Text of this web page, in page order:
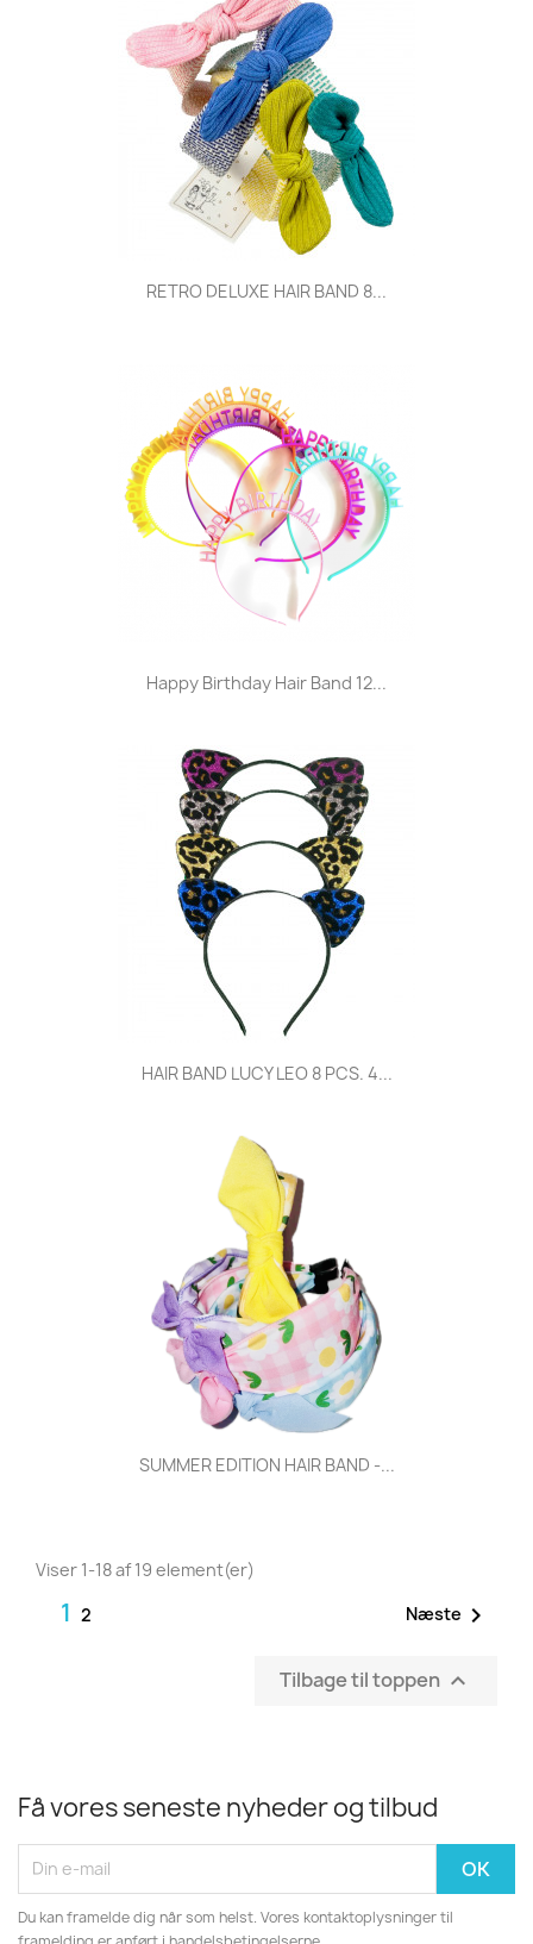
RETRO DELUXE HAIR BAND 8...
Happy Birthday Hair Band 12...
HAIR BAND LUCY LEO 8 PCS. 4...
SUMMER EDITION HAIR BAND -...
Viser 1-18 af 19 element(er)
1 2 Næste 
Tilbage til toppen 
Få vores seneste nyheder og tilbud
Du kan framelde dig når som helst. Vores kontaktoplysninger til